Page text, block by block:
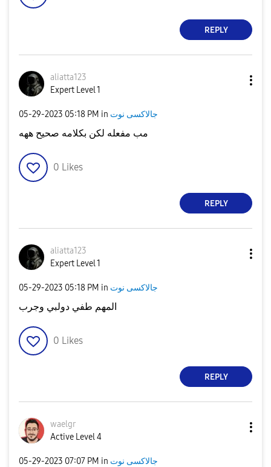
REPLY
aliatta123
Expert Level 1
‎05-29-2023 05:18 PM in جالاكسى نوت
مب مفعله لكن بكلامه صحيح ههه
0 Likes
REPLY
aliatta123
Expert Level 1
‎05-29-2023 05:18 PM in جالاكسى نوت
المهم طفي دولبي وجرب
0 Likes
REPLY
waelgr
Active Level 4
‎05-29-2023 07:07 PM in جالاكسى نوت